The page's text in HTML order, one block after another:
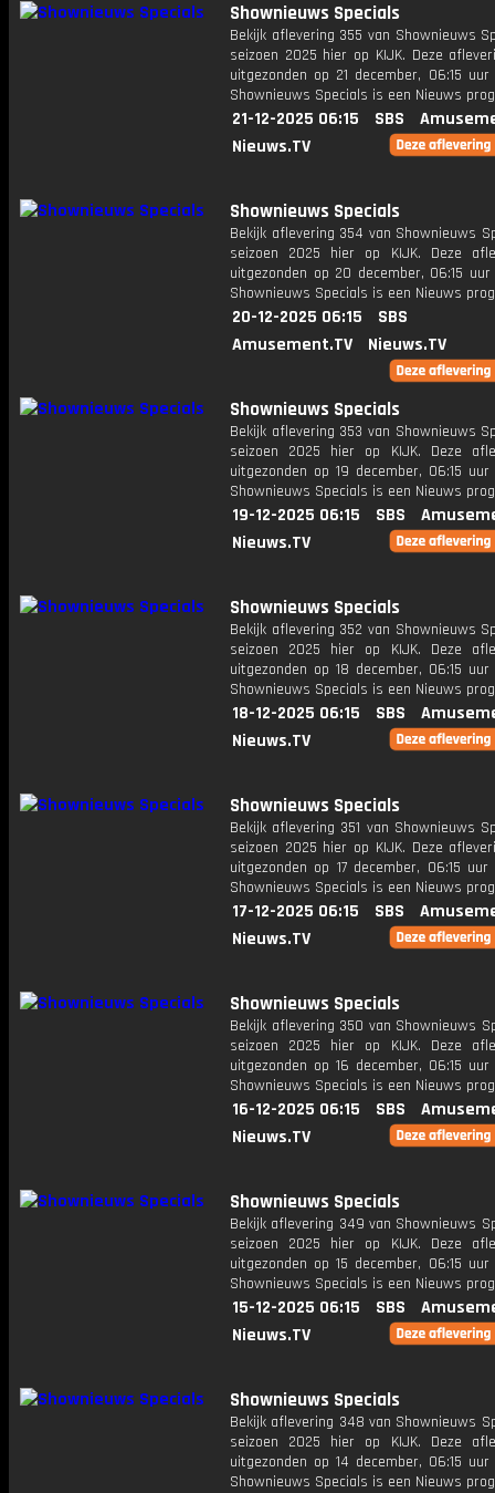
Shownieuws Specials
Bekijk aflevering 355 van Shownieuws
seizoen 2025 hier op KIJK. Deze
uitgezonden op 21 december, 06:15
Shownieuws Specials is een Nieuws
21-12-2025 06:15 SBS
Nieuws.TV
Shownieuws Specials
Bekijk aflevering 354 van Shownieuws
seizoen 2025 hier op KIJK. Deze
uitgezonden op 20 december, 06:15
Shownieuws Specials is een Nieuws
20-12-2025 06:15
SBS
Amusement.TV
Nieuws.TV
Shownieuws Specials
Bekijk aflevering 353 van Shownieuws
seizoen 2025 hier op KIJK. Deze
uitgezonden op 19 december, 06:15
Shownieuws Specials is een Nieuws
19-12-2025 06:15 SBS
Nieuws.TV
Shownieuws Specials
Bekijk aflevering 352 van Shownieuws
seizoen 2025 hier op KIJK. Deze
uitgezonden op 18 december, 06:15
Shownieuws Specials is een Nieuws
18-12-2025 06:15 SBS
Nieuws.TV
Shownieuws Specials
Bekijk aflevering 351 van Shownieuws
seizoen 2025 hier op KIJK. Deze
uitgezonden op 17 december, 06:15
Shownieuws Specials is een Nieuws
17-12-2025 06:15 SBS
Nieuws.TV
Shownieuws Specials
Bekijk aflevering 350 van Shownieuws
seizoen 2025 hier op KIJK. Deze
uitgezonden op 16 december, 06:15
Shownieuws Specials is een Nieuws
16-12-2025 06:15 SBS
Nieuws.TV
Shownieuws Specials
Bekijk aflevering 349 van Shownieuws
seizoen 2025 hier op KIJK. Deze
uitgezonden op 15 december, 06:15
Shownieuws Specials is een Nieuws
15-12-2025 06:15 SBS
Nieuws.TV
Shownieuws Specials
Bekijk aflevering 348 van Shownieuws
seizoen 2025 hier op KIJK. Deze
uitgezonden op 14 december, 06:15
Shownieuws Specials is een Nieuws